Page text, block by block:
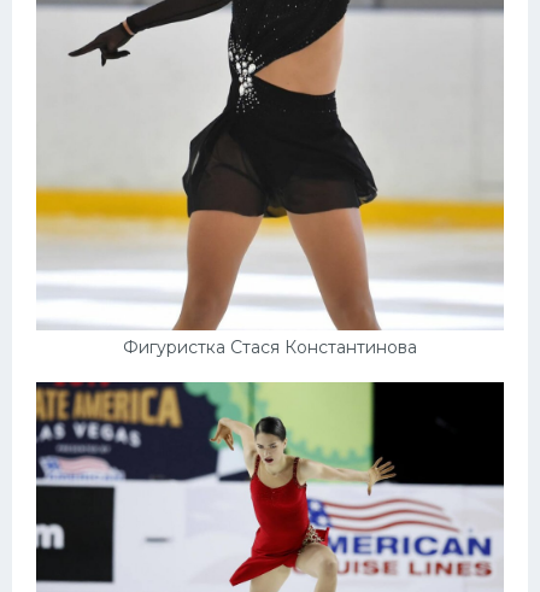
Фигуристка Стася Константинова